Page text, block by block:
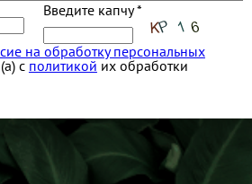
Введите капчу *
на обработку персональных
с политикой их обработки